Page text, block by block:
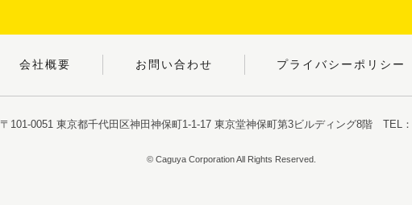
会社概要 お問い合わせ プライバシーポリシー
〒101-0051 東京都千代田区神田神保町1-1-17 東京堂神保町第3ビルディング8階 TEL：
© Caguya Corporation All Rights Reserved.